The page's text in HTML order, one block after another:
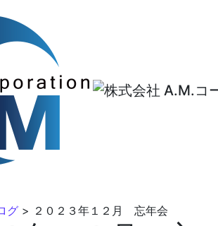
グ > ２０２３年１２月 忘年会